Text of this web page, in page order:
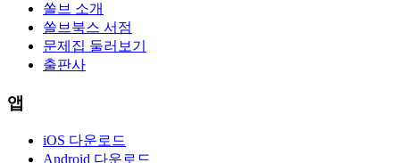
쏠브 소개
쏠브북스 서점
문제집 둘러보기
출판사
앱
iOS 다운로드
Android 다운로드